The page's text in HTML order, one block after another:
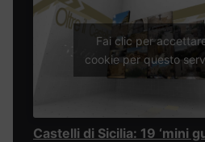
Fai clic per
cookie per questo
Castelli di Sicilia: 19 ‘mini